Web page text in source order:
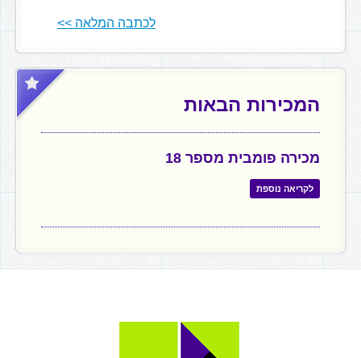
לכתבה המלאה >>
המכירות הבאות
מכירה פומבית מספר 18
לקריאה נוספת